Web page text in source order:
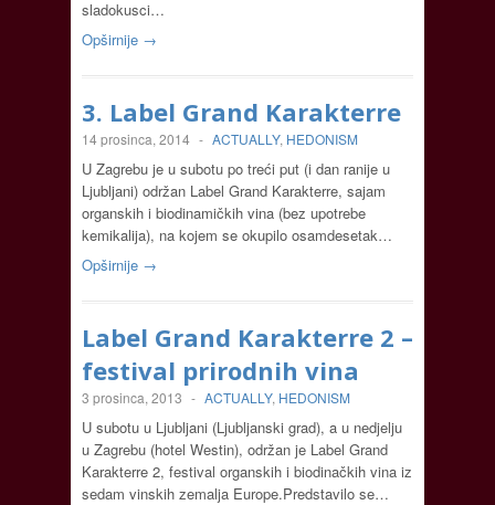
sladokusci…
Opširnije →
3. Label Grand Karakterre
14 prosinca, 2014 - ACTUALLY, HEDONISM
U Zagrebu je u subotu po treći put (i dan ranije u
Ljubljani) održan Label Grand Karakterre, sajam
organskih i biodinamičkih vina (bez upotrebe
kemikalija), na kojem se okupilo osamdesetak…
Opširnije →
Label Grand Karakterre 2 –
festival prirodnih vina
3 prosinca, 2013 - ACTUALLY, HEDONISM
U subotu u Ljubljani (Ljubljanski grad), a u nedjelju
u Zagrebu (hotel Westin), održan je Label Grand
Karakterre 2, festival organskih i biodinačkih vina iz
sedam vinskih zemalja Europe.Predstavilo se…